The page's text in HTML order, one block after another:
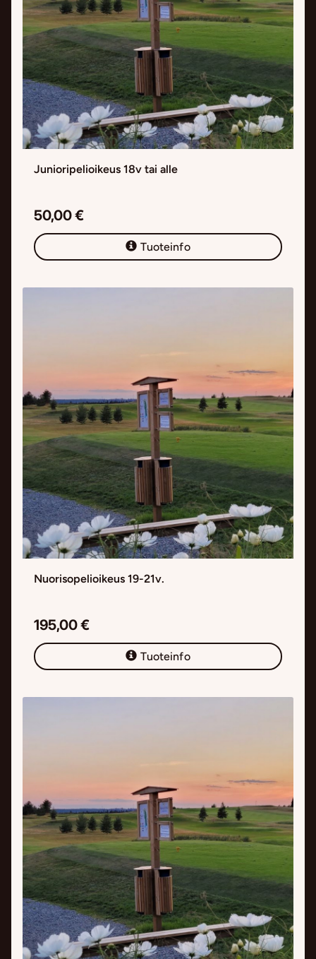
Junioripelioikeus 18v tai alle
50,00 €
Tuoteinfo
Nuorisopelioikeus 19-21v.
195,00 €
Tuoteinfo